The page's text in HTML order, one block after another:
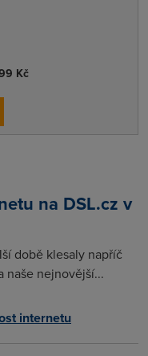
Kč
na DSL.cz v
době klesaly napříč
naše nejnovější...
internetu